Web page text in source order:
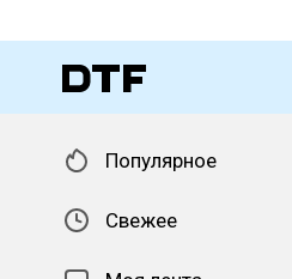
Популярное
Свежее